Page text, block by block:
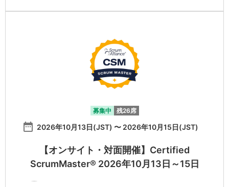
募集中 残26席
date_range 2026年10月13日(JST) 〜 2026年10月15日(JST)
【オンサイト・対面開催】Certified
ScrumMaster® 2026年10月13日～15日